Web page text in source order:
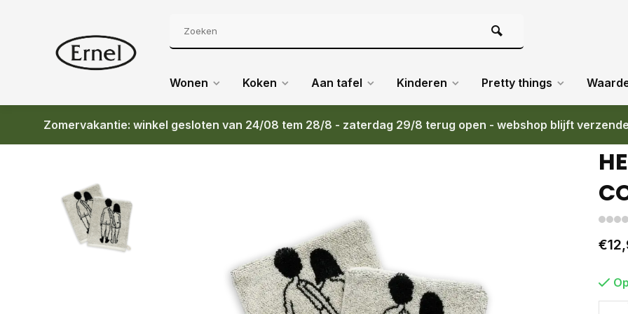
Wonen Koken Aan tafel Kinderen Pretty things
Zomervakantie: winkel gesloten van 24/08 tem 28/8 - zaterdag 29/8 terug open - webshop blijft
Terug HELEN B WASHAND NAKED COUPLE BACK (SET VAN 2)